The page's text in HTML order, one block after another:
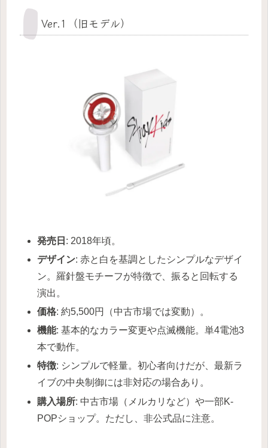
Ver.1（旧モデル）
発売日 : 2018年頃。
デザイン: 赤と白を基調としたシンプルなデザイ
ン。羅針盤モチーフが特徴で、振ると回転する
演出。
価格: 約5,500円（中古市場では変動）。
機能: 基本的なカラー変更や点滅機能。単4電池3
本で動作。
特徴: シンプルで軽量。初心者向けだが、最新ラ
イブの中央制御には非対応の場合あり。
購入場所: 中古市場（メルカリなど）や一部K-
POPショップ。ただし、非公式品に注意。